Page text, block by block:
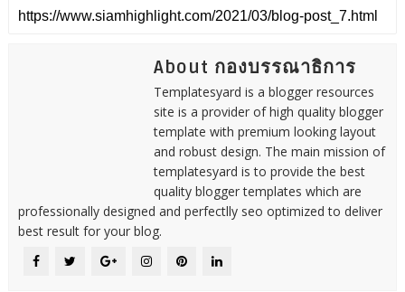
About กองบรรณาธิการ
Templatesyard is a blogger resources
site is a provider of high quality blogger
template with premium looking layout
and robust design. The main mission of
templatesyard is to provide the best
quality blogger templates which are
professionally designed and perfectlly seo optimized to deliver
best result for your blog.